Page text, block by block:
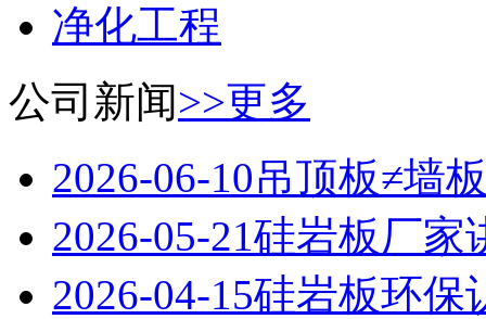
净化工程
公司新闻>>更多
2026-06-10吊顶板≠墙
2026-05-21硅岩板厂家
2026-04-15硅岩板环保